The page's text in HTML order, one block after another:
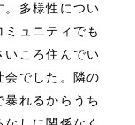
。多様性につい
ュニティでも
いころ住んでい
会でした。隣の
れるからうち